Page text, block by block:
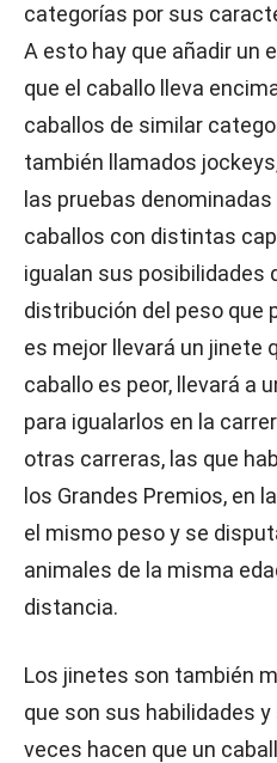
categorías por sus
A esto hay que añadir un
que el caballo lleva
caballos de similar
también llamados
las pruebas
caballos con distintas
igualan sus posibilidades
distribución del peso que
es mejor llevará un jinete
caballo es peor, llevará a
para igualarlos en la
otras carreras, las que
los Grandes Premios, en
el mismo peso y se
animales de la misma
distancia.
Los jinetes son también
que son sus habilidades
veces hacen que un